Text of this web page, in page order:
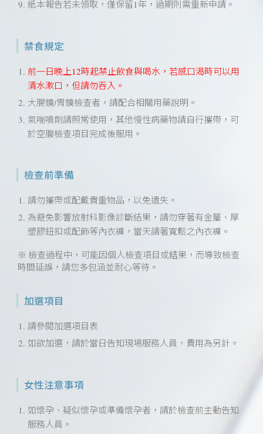
紙本報告若未領取，僅保留1年，過期則需重新申請。
禁食規定
前一日晚上12時起禁止飲食與喝水，若感口渴時可以用
清水漱口，但請勿吞入。
大腸鏡/胃鏡檢查者，請配合相關用藥說明。
氣喘噴劑請照常使用，其他慢性病藥物請自行攜帶，可
於空腹檢查項目完成後服用。
檢查前準備
請勿攜帶或配戴貴重物品，以免遺失。
為避免影響放射科影像診斷結果，請勿穿著有金屬、厚
塑膠鈕扣或配飾等內衣褲，當天請著寬鬆之內衣褲。
※ 檢查過程中，可能因個人檢查項目或结果，而導致檢查
時間延誤，請您多包涵並耐心等待。
加選項目
請參閱加選項目表
如欲加選，請於當日告知現場服務人員，費用為另計。
女性注意事項
如懷孕、疑似懷孕或準備懷孕者，請於檢查前主動告知
服務人員。